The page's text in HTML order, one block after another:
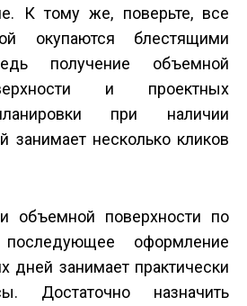
К тому же, поверьте, все
окупаются блестящими
получение объемной
и проектных
при наличии
занимает несколько кликов
объемной поверхности по
оформление
дней занимает практически
Достаточно назначить